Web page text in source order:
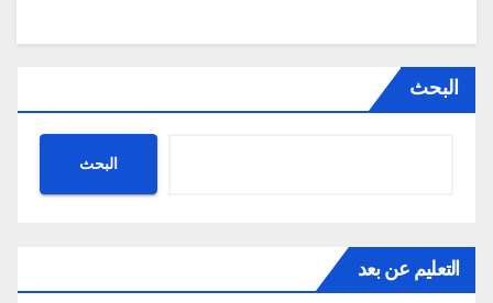
ا
.
البحث
البحث
التعليم عن بعد